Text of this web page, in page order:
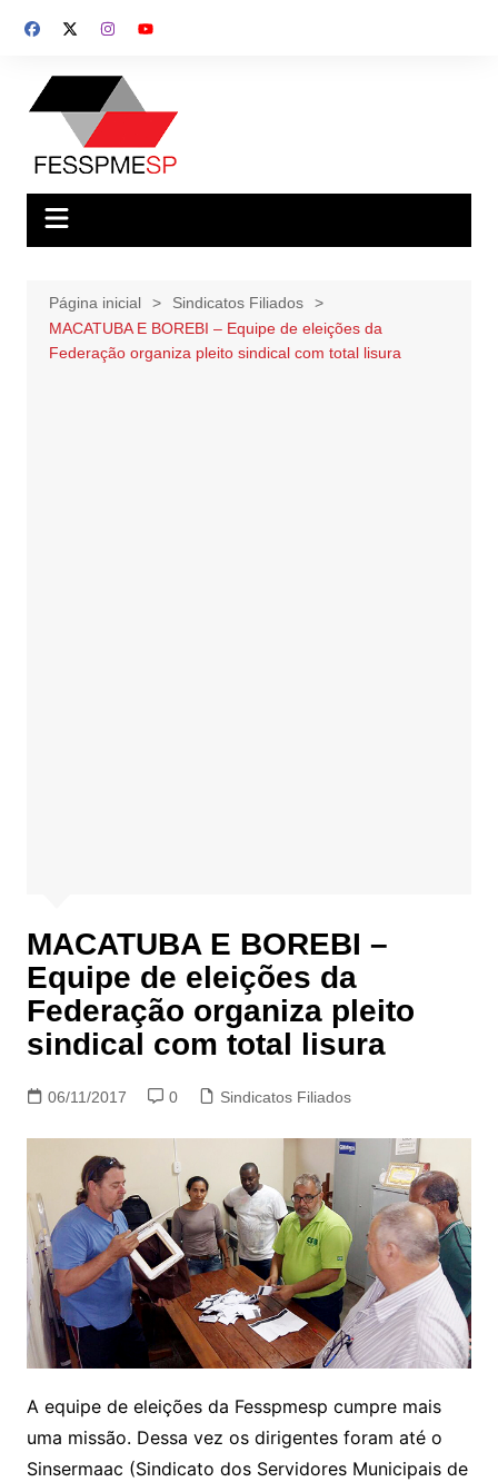
para
conteúdo
Página inicial
Sindicatos Filiados
MACATUBA E BOREBI – Equipe de eleições da
Federação organiza pleito sindical com total lisura
MACATUBA E BOREBI –
Equipe de eleições da
Federação organiza pleito
sindical com total lisura
06/11/2017 0 Sindicatos Filiados
A equipe de eleições da Fesspmesp cumpre mais
uma missão. Dessa vez os dirigentes foram até o
Sinsermaac (Sindicato dos Servidores Municipais de